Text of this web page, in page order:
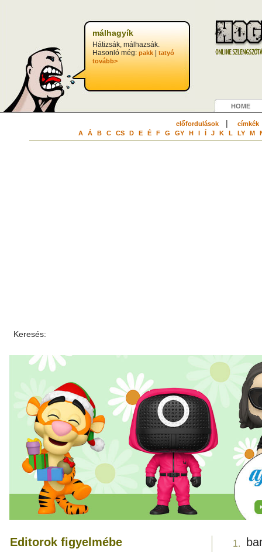
málhagyík
Hátizsák, málhazsák.
Hasonló még: pakk
tatyó
tovább>
HOME
előfordulások| címkék
A Á B C CS D E É F G GY H I Í J K L LY M
Keresés:
Editorok figyelmébe 1.